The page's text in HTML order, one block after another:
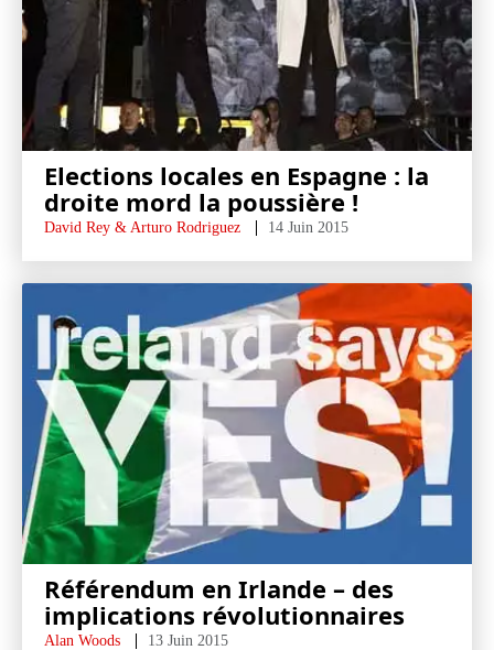
Elections locales en Espagne : la
droite mord la poussière !
David Rey & Arturo Rodriguez 14 Juin 2015
Référendum en Irlande – des
implications révolutionnaires
Alan Woods 13 Juin 2015